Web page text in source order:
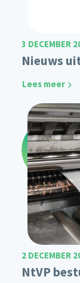
3 DECEMBER
Nieuws
Lees meer
2 DECEMBER
NtVP